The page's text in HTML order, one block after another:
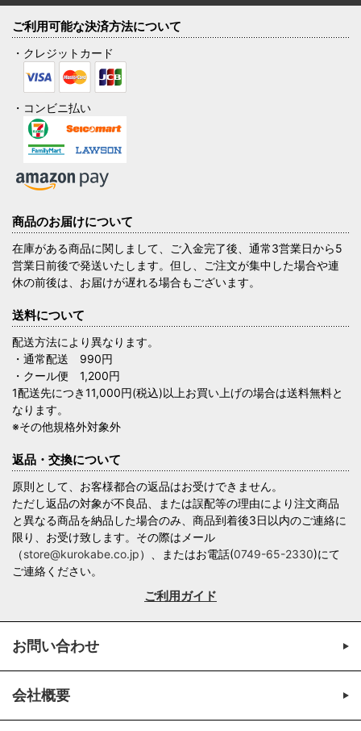
ご利用可能な決済方法について
・クレジットカード
・コンビニ払い
商品のお届けについて
在庫がある商品に関しまして、ご入金完了後、通常3営業日から5
営業日前後で発送いたします。但し、ご注文が集中した場合や連
休の前後は、お届けが遅れる場合もございます。
送料について
配送方法により異なります。
・通常配送 990円
・クール便 1,200円
1配送先につき11,000円(税込)以上お買い上げの場合は送料無料と
なります。
※その他規格外対象外
返品・交換について
原則として、お客様都合の返品はお受けできません。
ただし返品の対象が不良品、または誤配等の理由により注文商品
と異なる商品を納品した場合のみ、商品到着後3日以内のご連絡に
限り、お受け致します。その際はメール
（store@kurokabe.co.jp）、またはお電話(0749-65-2330)にて
ご連絡ください。
ご利用ガイド
お問い合わせ
会社概要